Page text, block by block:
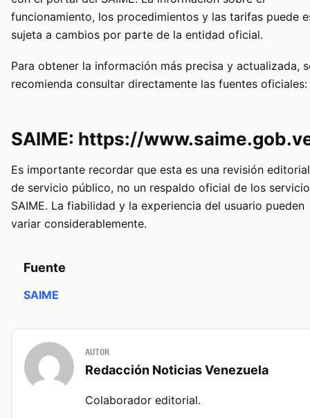
funcionamiento, los procedimientos y las tarifas puede
sujeta a cambios por parte de la entidad oficial.
Para obtener la información más precisa y actualizada,
recomienda consultar directamente las fuentes oficiales:
SAIME: https://
Es importante recordar que esta es una revisión
de servicio público, no un respaldo oficial de los
SAIME. La fiabilidad y la experiencia del usuario pueden
variar considerablemente.
Fuente
SAIME
AUTOR
Redacción Noticias Venezuela
Colaborador editorial.